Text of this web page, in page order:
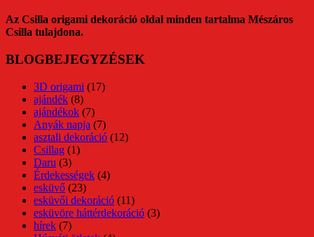
Az Csilla origami dekoráció oldal minden tartalma Mészáros
Csilla tulajdona.
BLOGBEJEGYZÉSEK
3D origami (17)
ajándék (8)
ajándékok (7)
Anyák napja (7)
asztali dekoráció (12)
Csillag (1)
Daru (3)
Érdekességek (4)
esküvő (23)
esküvői dekoráció (11)
esküvöre háttérdekoráció (3)
hírek (7)